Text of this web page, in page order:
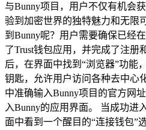
与Bunny项目，用户不仅有机会
验到加密世界的独特魅力和无限
到Bunny呢？用户需要确保已经
了Trust钱包应用，并完成了注册
后，在界面中找到“浏览器”功能
钥匙，允许用户访问各种去中心
中准确输入Bunny项目的官方网
入Bunny的应用界面。 当成功进
面中看到一个醒目的“连接钱包”